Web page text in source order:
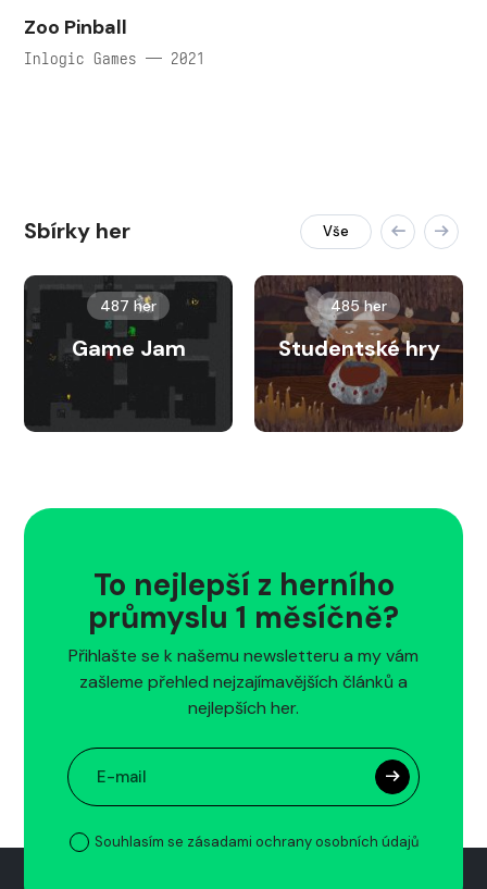
Zoo Pinball
Inlogic Games — 2021
Sbírky her Vše
487 her
Game Jam
485 her
Studentské hry
To nejlepší z herního
průmyslu 1 měsíčně?
Přihlašte se k našemu newsletteru a my vám
zašleme přehled nejzajímavějších článků a
nejlepších her.
Souhlasím se zásadami ochrany osobních údajů